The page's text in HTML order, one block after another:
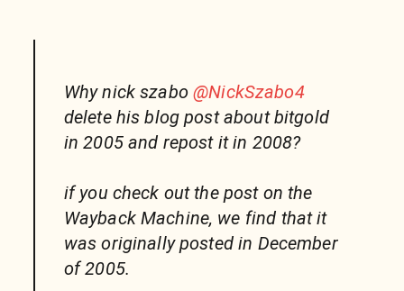
Why nick szabo@NickSzabo4
delete his blog post about bitgold
in 2005 and repost it in 2008?
if you check out the post on the
Wayback Machine, we find that it
was originally posted in December
of 2005.